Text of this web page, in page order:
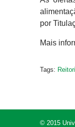
por
Mais
Tags:
© 2015